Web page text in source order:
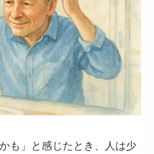
も」と感じたとき、人は少